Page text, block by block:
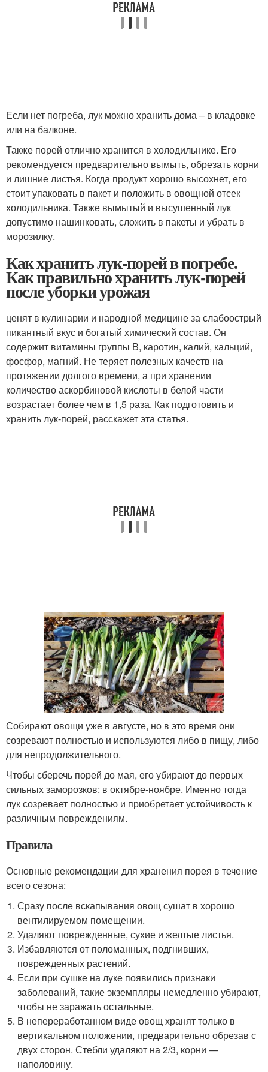
Если нет погреба, лук можно хранить дома – в кладовке
или на балконе.
Также порей отлично хранится в холодильнике. Его
рекомендуется предварительно вымыть, обрезать корни
и лишние листья. Когда продукт хорошо высохнет, его
стоит упаковать в пакет и положить в овощной отсек
холодильника. Также вымытый и высушенный лук
допустимо нашинковать, сложить в пакеты и убрать в
морозилку.
Как хранить лук-порей в погребе.
Как правильно хранить лук-порей
после уборки урожая
ценят в кулинарии и народной медицине за слабоострый
пикантный вкус и богатый химический состав. Он
содержит витамины группы B, каротин, калий, кальций,
фосфор, магний. Не теряет полезных качеств на
протяжении долгого времени, а при хранении
количество аскорбиновой кислоты в белой части
возрастает более чем в 1,5 раза. Как подготовить и
хранить лук-порей, расскажет эта статья.
Собирают овощи уже в августе, но в это время они
созревают полностью и используются либо в пищу, либо
для непродолжительного.
Чтобы сберечь порей до мая, его убирают до первых
сильных заморозков: в октябре-ноябре. Именно тогда
лук созревает полностью и приобретает устойчивость к
различным повреждениям.
Правила
Основные рекомендации для хранения порея в течение
всего сезона:
Сразу после вскапывания овощ сушат в хорошо
вентилируемом помещении.
Удаляют поврежденные, сухие и желтые листья.
Избавляются от поломанных, подгнивших,
поврежденных растений.
Если при сушке на луке появились признаки
заболеваний, такие экземпляры немедленно убирают,
чтобы не заражать остальные.
В непереработанном виде овощ хранят только в
вертикальном положении, предварительно обрезав с
двух сторон. Стебли удаляют на 2/3, корни —
наполовину.